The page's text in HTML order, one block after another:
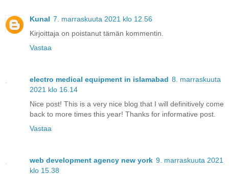
Kunal 7. marraskuuta 2021 klo 12.56
Kirjoittaja on poistanut tämän kommentin.
Vastaa
electro medical equipment in islamabad 8. marraskuuta
2021 klo 16.14
Nice post! This is a very nice blog that I will definitively come
back to more times this year! Thanks for informative post.
Vastaa
web development agency new york 9. marraskuuta 2021
klo 15.38